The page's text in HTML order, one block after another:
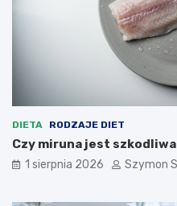
DIETA RODZAJE DIET
Czy miruna jest
1 sierpnia 2026 Szymon